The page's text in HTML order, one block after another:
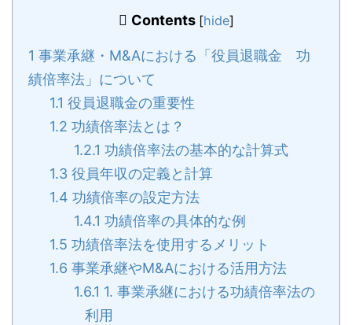
Contents [hide]
1 事業承継・M&Aにおける「役員退職金 功
績倍率法」について
1.1 役員退職金の重要性
1.2 功績倍率法とは？
1.2.1 功績倍率法の基本的な計算式
1.3 役員年収の定義と計算
1.4 功績倍率の設定方法
1.4.1 功績倍率の具体的な例
1.5 功績倍率法を使用するメリット
1.6 事業承継やM&Aにおける活用方法
1.6.1 1. 事業承継における功績倍率法の
利用